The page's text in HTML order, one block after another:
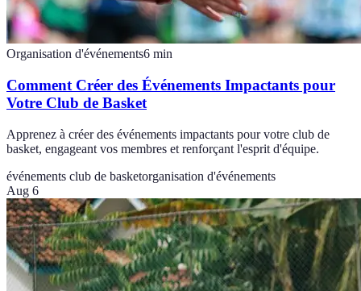
Organisation d'événements6 min
Comment Créer des Événements Impactants pour
Votre Club de Basket
Apprenez à créer des événements impactants pour votre club de
basket, engageant vos membres et renforçant l'esprit d'équipe.
événements club de basketorganisation d'événements
Aug 6